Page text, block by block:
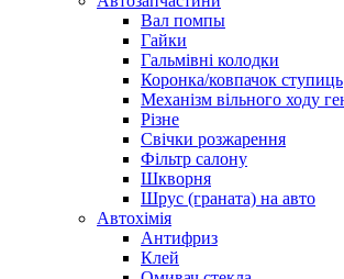
Вал помпы
Гайки
Гальмівні колодки
Коронка/ковпачок ступиць
Механізм вільного ходу
Різне
Свічки розжарення
Фільтр салону
Шкворня
Шрус (граната) на авто
Автохімія
Антифриз
Клей